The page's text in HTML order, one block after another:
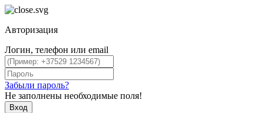
Авторизация
Логин, телефон или email
Забыли пароль?
Не заполнены необходимые поля!
Вход